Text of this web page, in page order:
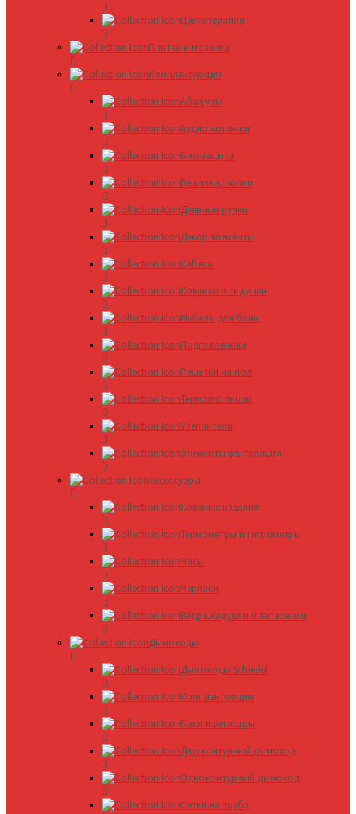
Цветотерапия
Плитка и мозаика
Комплектующие
Абажуры
Аудио колонки
Био-защита
Вешалки, полки
Дверные ручки
Декор элементы
Кабель
Коврики и сидушки
Мебель для бани
Подголовники
Решетки на пол
Термоизоляции
Утеплители
Элементы вентиляции
Аксессуары
Кованые изделия
Термометры и гигрометры
Часы
Черпаки
Вёдра,кадушки и запарники
Дымоходы
Дымоходы Schiedel
Комплектующие
Баки и регистры
Двухконтурный дымоход
Одноконтурный дымоход
Сетки на трубу